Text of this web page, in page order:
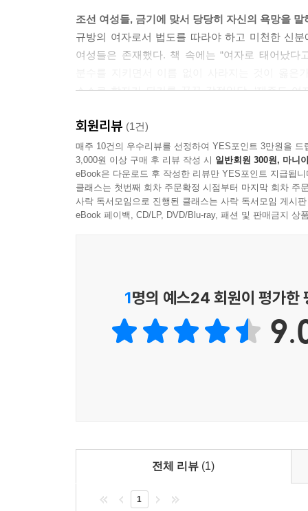
--- 본문 중에서
조선 여성들, 금기에 맞서 당당히 자신의 욕망을 말
규방의 여자로서 법도를 따라야 하고 미천한 신
여성들은 존재했다. 책 속에는 “여자로 태어났
스스로 학자가 되기를 꿈꾼 강정일당, ‘제주도
그들이 당당한 행보로 역사에 남을 수 있었던 이
기록으로 남아 또 다른 한 사람의 인생을 도약하
결정적인 계기가 되었다. 이 책은 한 사람 한 사
알려준다.
순응과 저항의 경계에서 서성이다
아버지에게 불효한다는 생각이 죽은 남편을 따라
또한 정의롭지 못한 사회와 맞닥뜨렸을 때 자신
남편의 죄가 드러나게 했다. 박효랑은 아비의 목
회원리뷰 (1건)
매주 10건의 우수리뷰를 선정하여 YES포인트 3만원을 드
3,000원 이상 구매 후 리뷰 작성 시 일반회원 300원, 마니
eBook은 다운로드 후 작성한 리뷰만 YES포인트 지급됩니
클래스는 첫번째 회차 주문확정 시점부터 마지막 회차 주
사락 독서모임으로 진행된 클래스는 사락 독서모임 게시
eBook 페이백, CD/LP, DVD/Blu-ray, 패션 및 판매금지 상
1명의 예스24 회원이 평가한
전체 리뷰 (1)
1